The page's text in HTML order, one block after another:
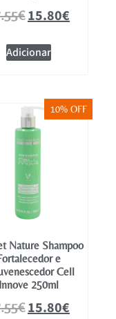
€15.80€
Adicionar
10% OFF
Nature Shampoo
e
Cell
Innove 250ml
€15.80€